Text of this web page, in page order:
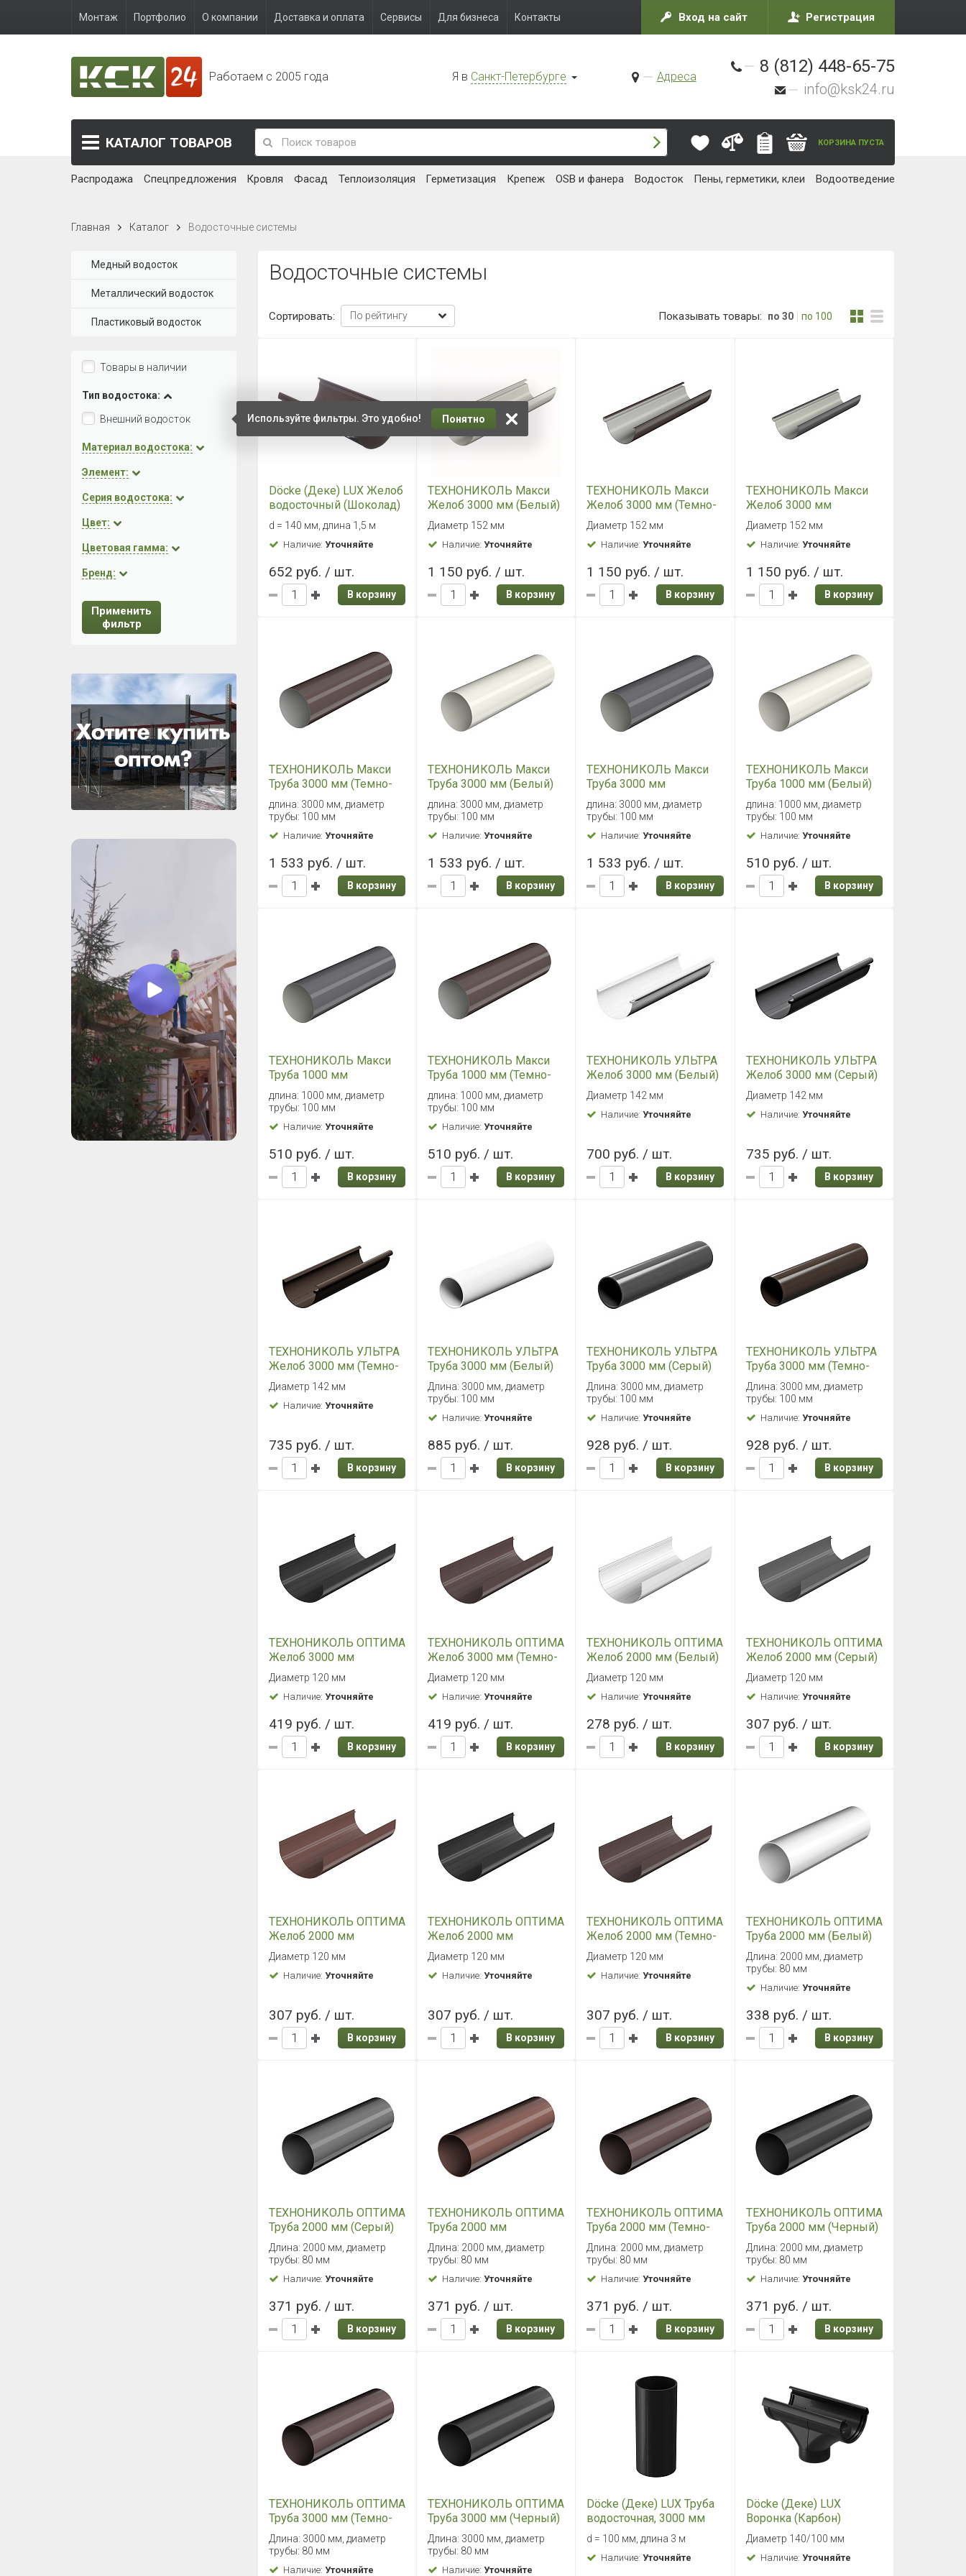
Монтаж Портфолио О компании Доставка и оплата Сервисы Для бизнеса Контакты Вход на сайт Регистрация
Работаем с 2005 года Я в Санкт-Петербурге Адреса
8 (812) 448-65-75
info@ksk24.ru
КАТАЛОГ ТОВАРОВ КОРЗИНА ПУСТА
Распродажа Спецпредложения Кровля Фасад Теплоизоляция Герметизация Крепеж OSB и фанера Водосток Пены, герметики, клеи Водоотведение
Главная Каталог Водосточные системы
Водосточные системы
Сортировать: Показывать товары: по 30 по 100
Döcke (Деке) LUX Желоб
водосточный (Шоколад)
1,5 м
d = 140 мм, длина 1,5 м
Наличие: Уточняйте
652 руб. / шт.
В корзину
ТЕХНОНИКОЛЬ Макси
Желоб 3000 мм (Белый)
Диаметр 152 мм
Наличие:Уточняйте
1 150 руб. / шт.
В корзину
ТЕХНОНИКОЛЬ Макси
Желоб 3000 мм (Темно-
коричневый)
Диаметр 152 мм
Наличие:Уточняйте
1 150 руб. / шт.
В корзину
ТЕХНОНИКОЛЬ Макси
Желоб 3000 мм
(Графитово-серый)
Диаметр 152 мм
Наличие: Уточняйте
1 150 руб. / шт.
В корзину
ТЕХНОНИКОЛЬ Макси
Труба 3000 мм (Темно-
коричневый)
длина: 3000 мм, диаметр
трубы: 100 мм
Наличие: Уточняйте
1 533 руб. / шт.
В корзину
ТЕХНОНИКОЛЬ Макси
Труба 3000 мм (Белый)
длина: 3000 мм, диаметр
трубы: 100 мм
Наличие:Уточняйте
1 533 руб. / шт.
В корзину
ТЕХНОНИКОЛЬ Макси
Труба 3000 мм
(Графитово-серый)
длина: 3000 мм, диаметр
трубы: 100 мм
Наличие:Уточняйте
1 533 руб. / шт.
В корзину
ТЕХНОНИКОЛЬ Макси
Труба 1000 мм (Белый)
длина: 1000 мм, диаметр
трубы: 100 мм
Наличие: Уточняйте
510 руб. / шт.
В корзину
ТЕХНОНИКОЛЬ Макси
Труба 1000 мм
(Графитово-серый)
длина: 1000 мм, диаметр
трубы: 100 мм
Наличие: Уточняйте
510 руб. / шт.
В корзину
ТЕХНОНИКОЛЬ Макси
Труба 1000 мм (Темно-
коричневый)
длина: 1000 мм, диаметр
трубы: 100 мм
Наличие:Уточняйте
510 руб. / шт.
В корзину
ТЕХНОНИКОЛЬ УЛЬТРА
Желоб 3000 мм (Белый)
Диаметр 142 мм
Наличие:Уточняйте
700 руб. / шт.
В корзину
ТЕХНОНИКОЛЬ УЛЬТРА
Желоб 3000 мм (Серый)
Диаметр 142 мм
Наличие: Уточняйте
735 руб. / шт.
В корзину
ТЕХНОНИКОЛЬ УЛЬТРА
Желоб 3000 мм (Темно-
коричневый)
Диаметр 142 мм
Наличие: Уточняйте
735 руб. / шт.
В корзину
ТЕХНОНИКОЛЬ УЛЬТРА
Труба 3000 мм (Белый)
Длина: 3000 мм, диаметр
трубы: 100 мм
Наличие:Уточняйте
885 руб. / шт.
В корзину
ТЕХНОНИКОЛЬ УЛЬТРА
Труба 3000 мм (Серый)
Длина: 3000 мм, диаметр
трубы: 100 мм
Наличие:Уточняйте
928 руб. / шт.
В корзину
ТЕХНОНИКОЛЬ УЛЬТРА
Труба 3000 мм (Темно-
коричневый)
Длина: 3000 мм, диаметр
трубы: 100 мм
Наличие: Уточняйте
928 руб. / шт.
В корзину
ТЕХНОНИКОЛЬ ОПТИМА
Желоб 3000 мм
(Черный)
Диаметр 120 мм
Наличие: Уточняйте
419 руб. / шт.
В корзину
ТЕХНОНИКОЛЬ ОПТИМА
Желоб 3000 мм (Темно-
коричневый)
Диаметр 120 мм
Наличие:Уточняйте
419 руб. / шт.
В корзину
ТЕХНОНИКОЛЬ ОПТИМА
Желоб 2000 мм (Белый)
Диаметр 120 мм
Наличие:Уточняйте
278 руб. / шт.
В корзину
ТЕХНОНИКОЛЬ ОПТИМА
Желоб 2000 мм (Серый)
Диаметр 120 мм
Наличие: Уточняйте
307 руб. / шт.
В корзину
ТЕХНОНИКОЛЬ ОПТИМА
Желоб 2000 мм
(Коричневый)
Диаметр 120 мм
Наличие: Уточняйте
307 руб. / шт.
В корзину
ТЕХНОНИКОЛЬ ОПТИМА
Желоб 2000 мм
(Черный)
Диаметр 120 мм
Наличие:Уточняйте
307 руб. / шт.
В корзину
ТЕХНОНИКОЛЬ ОПТИМА
Желоб 2000 мм (Темно-
коричневый)
Диаметр 120 мм
Наличие:Уточняйте
307 руб. / шт.
В корзину
ТЕХНОНИКОЛЬ ОПТИМА
Труба 2000 мм (Белый)
Длина: 2000 мм, диаметр
трубы: 80 мм
Наличие: Уточняйте
338 руб. / шт.
В корзину
ТЕХНОНИКОЛЬ ОПТИМА
Труба 2000 мм (Серый)
Длина: 2000 мм, диаметр
трубы: 80 мм
Наличие: Уточняйте
371 руб. / шт.
В корзину
ТЕХНОНИКОЛЬ ОПТИМА
Труба 2000 мм
(Коричневый)
Длина: 2000 мм, диаметр
трубы: 80 мм
Наличие:Уточняйте
371 руб. / шт.
В корзину
ТЕХНОНИКОЛЬ ОПТИМА
Труба 2000 мм (Темно-
коричневый)
Длина: 2000 мм, диаметр
трубы: 80 мм
Наличие:Уточняйте
371 руб. / шт.
В корзину
ТЕХНОНИКОЛЬ ОПТИМА
Труба 2000 мм (Черный)
Длина: 2000 мм, диаметр
трубы: 80 мм
Наличие: Уточняйте
371 руб. / шт.
В корзину
ТЕХНОНИКОЛЬ ОПТИМА
Труба 3000 мм (Темно-
коричневый)
Длина: 3000 мм, диаметр
трубы: 80 мм
Наличие: Уточняйте
ТЕХНОНИКОЛЬ ОПТИМА
Труба 3000 мм (Черный)
Длина: 3000 мм, диаметр
трубы: 80 мм
Наличие:Уточняйте
Döcke (Деке) LUX Труба
водосточная, 3000 мм
(Карбон)
d = 100 мм, длина 3 м
Наличие:Уточняйте
Döcke (Деке) LUX
Воронка (Карбон)
Диаметр 140/100 мм
Наличие: Уточняйте
Медный водосток
Металлический водосток
Пластиковый водосток
Используйте фильтры. Это удобно! Понятно
Товары в наличии
Тип водостока:
Внешний водосток
Материал водостока:
Элемент:
Серия водостока:
Цвет:
Цветовая гамма:
Бренд:
Применить
фильтр